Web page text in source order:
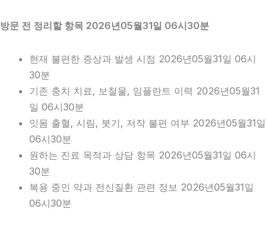
방문 전 정리할 항목 2026년05월31일 06시30분
현재 불편한 증상과 발생 시점 2026년05월31일 06시
30분
기존 충치 치료, 보철물, 임플란트 이력 2026년05월31
일 06시30분
잇몸 출혈, 시림, 붓기, 저작 불편 여부 2026년05월31일
06시30분
원하는 진료 목적과 상담 항목 2026년05월31일 06시
30분
복용 중인 약과 전신질환 관련 정보 2026년05월31일
06시30분